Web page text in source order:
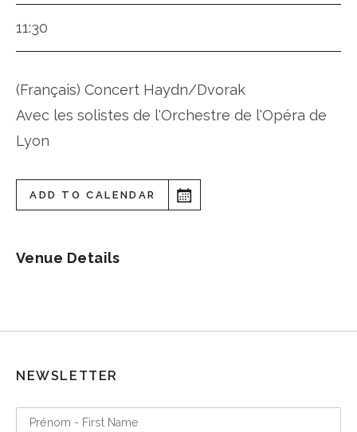
11:30
(Français) Concert Haydn/Dvorak
Avec les solistes de l'Orchestre de l'Opéra de
Lyon
ADD TO CALENDAR
Venue Details
NEWSLETTER